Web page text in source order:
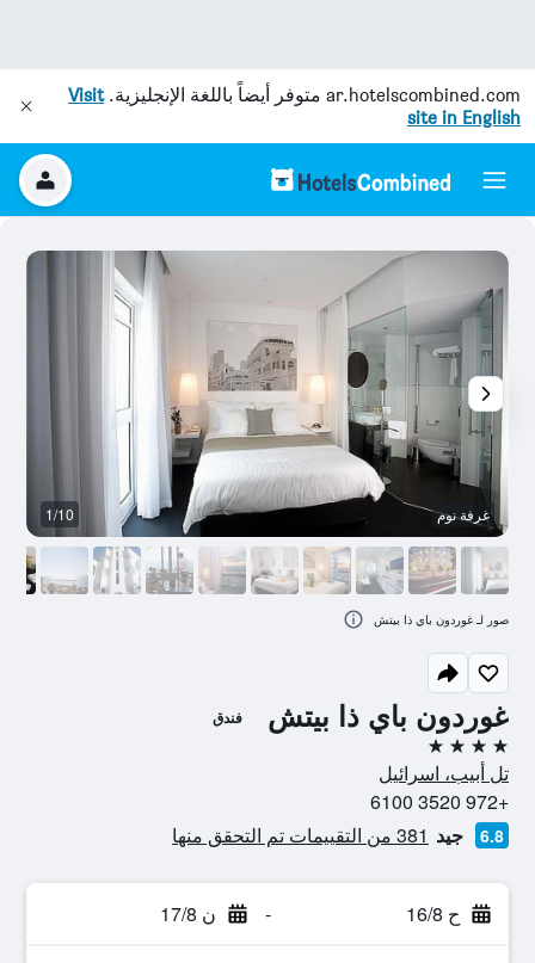
ar.hotelscombined.com متوفر أيضاً باللغة الإنجليزية.Visit
site in English
غوردون باي ذا بيتش فندق
4 نجوم
تل أبيب، اسرائيل
+972 3520 6100
6.8 جيد 381 من التقييمات تم التحقق منها
ح 16/8 - ن 17/8
غرفة نوم 1/10
صور لـ غوردون باي ذا بيتش